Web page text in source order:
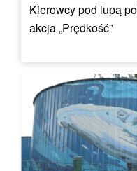
Kierowcy pod lupą
akcja „Prędkość”